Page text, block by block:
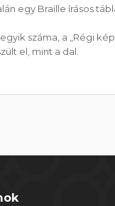
egy Braille írásos
száma, a „Régi
el, mint a dal.